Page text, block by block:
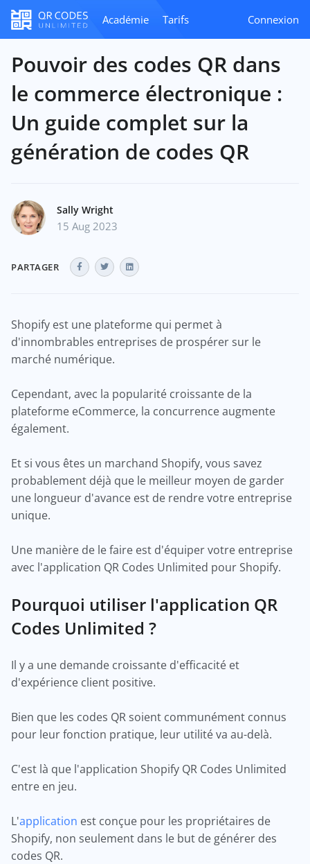
Académie Tarifs Connexion
Pouvoir des codes QR dans
le commerce électronique :
Un guide complet sur la
génération de codes QR
Sally Wright
15 Aug 2023
PARTAGER
Shopify est une plateforme qui permet à
d'innombrables entreprises de prospérer sur le
marché numérique.
Cependant, avec la popularité croissante de la
plateforme eCommerce, la concurrence augmente
également.
Et si vous êtes un marchand Shopify, vous savez
probablement déjà que le meilleur moyen de garder
une longueur d'avance est de rendre votre entreprise
unique.
Une manière de le faire est d'équiper votre entreprise
avec l'application QR Codes Unlimited pour Shopify.
Pourquoi utiliser l'application QR
Codes Unlimited ?
Il y a une demande croissante d'efficacité et
d'expérience client positive.
Bien que les codes QR soient communément connus
pour leur fonction pratique, leur utilité va au-delà.
C'est là que l'application Shopify QR Codes Unlimited
entre en jeu.
L'application est conçue pour les propriétaires de
Shopify, non seulement dans le but de générer des
codes QR.